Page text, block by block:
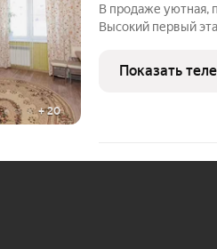
+20
В продаже уютная,
Высокий первый
потолки - Ламинат
Приятные соседи -
Показать